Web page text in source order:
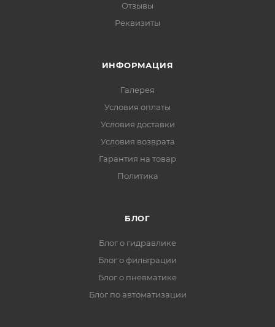
Отзывы
Реквизиты
ИНФОРМАЦИЯ
Галерея
Условия оплаты
Условия доставки
Условия возврата
Гарантия на товар
Политика
БЛОГ
Блог о гидравлике
Блог о фильтрации
Блог о пневматике
Блог по автоматизации